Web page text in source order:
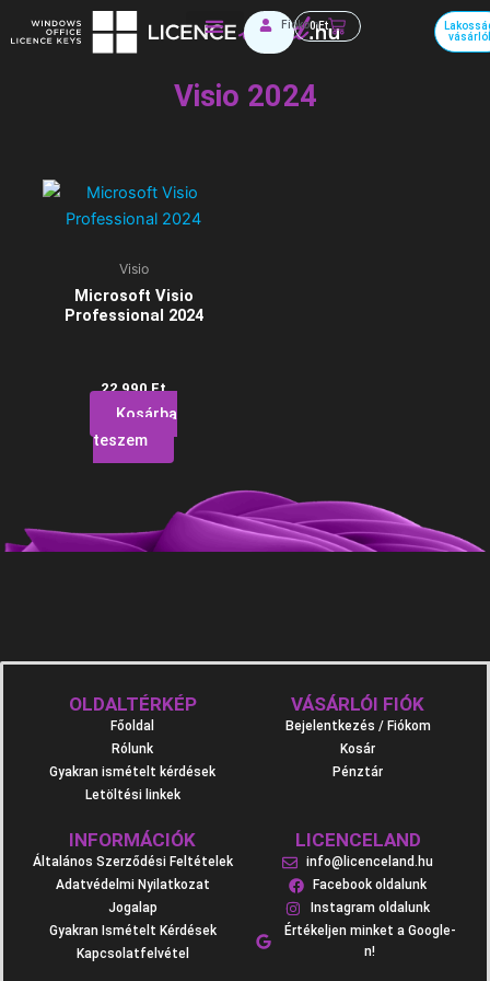
to
Fiókom
0FtKosár
Visio 2024
Visio
Microsoft Visio
Professional 2024
22 990Ft
Kosárba
teszem
OLDALTÉRKÉP
Főoldal
Rólunk
Gyakran ismételt kérdések
Letöltési linkek
VÁSÁRLÓI FIÓK
Bejelentkezés / Fiókom
Kosár
Pénztár
INFORMÁCIÓK
Általános Szerződési Feltételek
Adatvédelmi Nyilatkozat
Jogalap
Gyakran Ismételt Kérdések
Kapcsolatfelvétel
LICENCELAND
info@licenceland.hu
Facebook oldalunk
Instagram oldalunk
Értékeljen minket a Google-
n!